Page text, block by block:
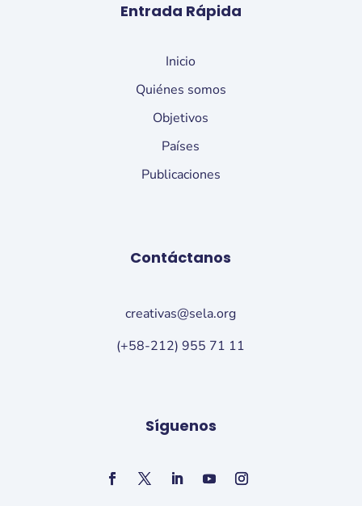
Entrada Rápida
Inicio
Quiénes somos
Objetivos
Países
Publicaciones
Contáctanos
creativas@sela.org
(+58-212) 955 71 11
Síguenos